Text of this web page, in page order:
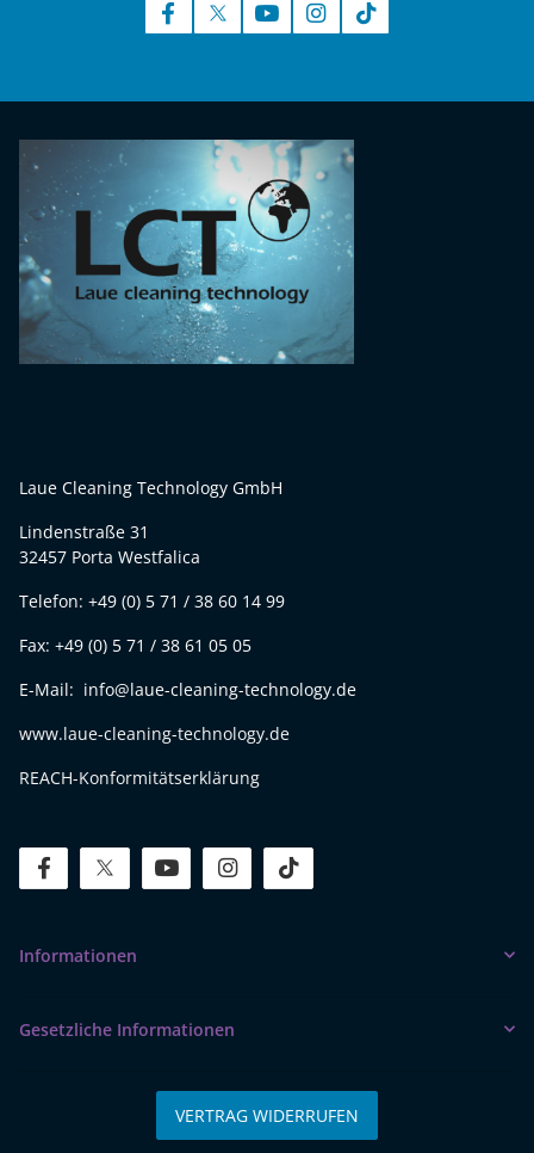
Laue Cleaning Technology GmbH
Lindenstraße 31
32457 Porta Westfalica
Telefon: +49 (0) 5 71 / 38 60 14 99
Fax: +49 (0) 5 71 / 38 61 05 05
E-Mail: info@laue-cleaning-technology.de
www.laue-cleaning-technology.de
REACH-Konformitätserklärung
facebooktwitteryoutube instagram
Informationen
Gesetzliche Informationen
VERTRAG WIDERRUFEN